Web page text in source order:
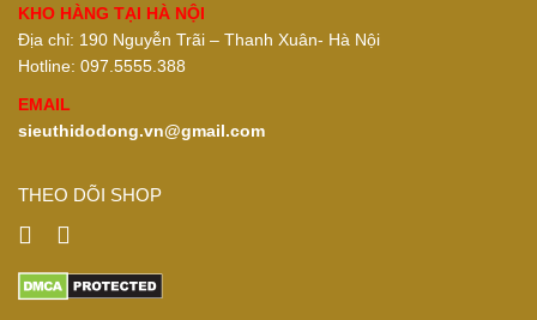
KHO HÀNG TẠI HÀ NỘI
Địa chỉ: 190 Nguyễn Trãi – Thanh Xuân- Hà Nội
Hotline: 097.5555.388
EMAIL
sieuthidodong.vn@gmail.com
THEO DÕI SHOP